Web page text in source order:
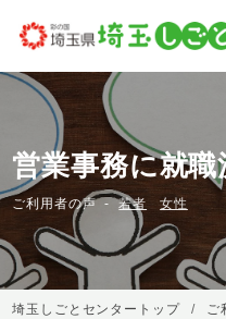
営業事務に就職
ご利用者の声 若者 女性
埼玉しごとセンタートップ ご